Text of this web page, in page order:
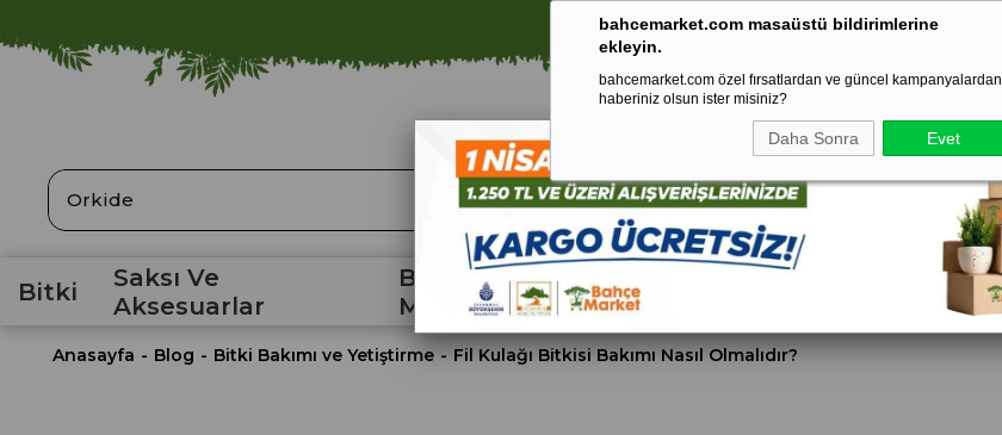
bahcemarket.com masaüstü bildirimlerine
ekleyin.
bahcemarket.com özel fırsatlardan ve güncel kampanyalardan
haberiniz olsun ister misiniz?
Daha Sonra Evet
⚠️ SATIŞLARIMIZ YALNIZCA İSTANBUL İLİ İLE SINIRLIDIR.
ARA
Bitki
Saksı Ve
Aksesuarlar
Bahçe
Malzemeleri
Anasayfa Blog Bitki Bakımı ve Yetiştirme Fil Kulağı Bitkisi Bakımı Nasıl Olmalıdır?